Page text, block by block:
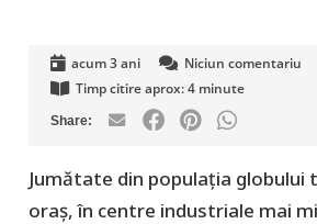
acum 3 ani
Niciun comentariu
Timp citire aprox: 4 minute
Jumătate din populația globului
oraș, în centre industriale mai